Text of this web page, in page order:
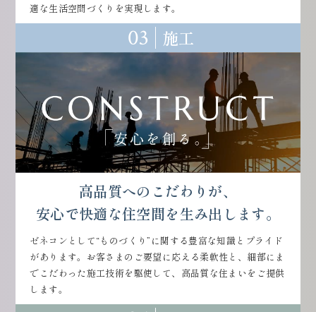
適な生活空間づくりを実現します。
03 施工
高品質へのこだわりが、
安心で快適な住空間を生み出します。
ゼネコンとして“ものづくり”に関する豊富な知識とプライド
があります。お客さまのご要望に応える柔軟性と、細部にま
でこだわった施工技術を駆使して、高品質な住まいをご提供
します。